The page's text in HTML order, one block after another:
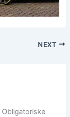
NEXT
Obligatoriske